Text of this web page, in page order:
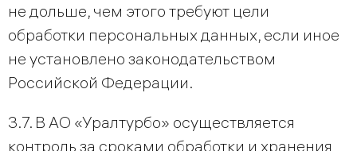
не дольше, чем этого требуют цели
обработки персональных данных, если иное
не установлено законодательством
Российской Федерации.
3.7. В АО «Уралтурбо» осуществляется
контроль за сроками обработки и хранения